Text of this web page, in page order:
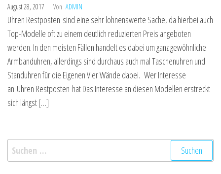
August 28, 2017 Von ADMIN
Uhren Restposten sind eine sehr lohnenswerte Sache, da hierbei auch
Top-Modelle oft zu einem deutlich reduzierten Preis angeboten
werden. In den meisten Fällen handelt es dabei um ganz gewöhnliche
Armbanduhren, allerdings sind durchaus auch mal Taschenuhren und
Standuhren für die Eigenen Vier Wände dabei. Wer Interesse
an Uhren Restposten hat Das Interesse an diesen Modellen erstreckt
sich längst […]
Suchen
nach: